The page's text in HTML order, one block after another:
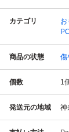
カテゴリ お
商品の状態 傷
個数 1
発送元の地域 神